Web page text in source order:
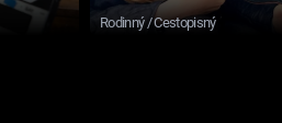
Rodinný / Cestopisný